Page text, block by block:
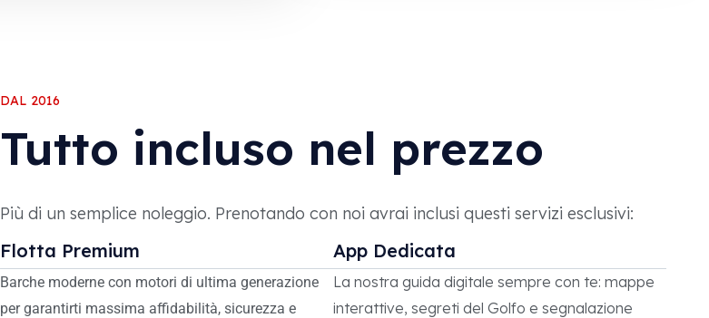
DAL 2016
Tutto incluso nel prezzo
Più di un semplice noleggio. Prenotando con noi avrai inclusi questi servizi esclusivi:
Flotta Premium
Barche moderne con motori di ultima generazione
per garantirti massima affidabilità, sicurezza e
App Dedicata
La nostra guida digitale sempre con te: mappe
interattive, segreti del Golfo e segnalazione